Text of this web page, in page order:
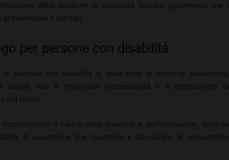
delle politiche di sicurezza sociale, garantendo che i
e sanitari.
per persone con disabilità
le persone con disabilità in Italia sono in costante evoluzione,
sociali tesi a migliorare l’accessibilità e a promuovere la
del lavoro.
il valore della diversità e dell’inclusione, facendo
di assunzione che rispettano e valorizzano le competenze